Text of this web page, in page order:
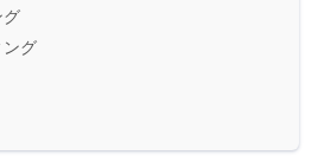
グ
ング